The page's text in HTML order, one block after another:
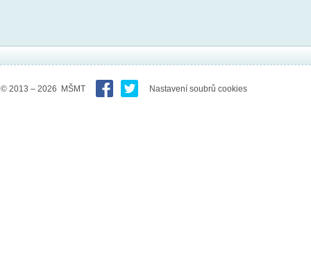
© 2013 – 2026 MŠMT Nastavení soubrů cookies